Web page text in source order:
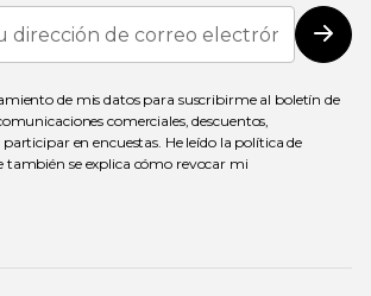
de mis datos para suscribirme al boletín de
comerciales, descuentos,
en encuestas. He leído la política de
también se explica cómo revocar mi